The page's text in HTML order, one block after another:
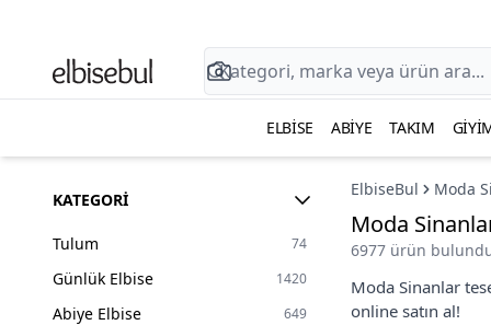
ELBISE ABIYE TAKIM
KATEGORI
Tulum 74
Günlük Elbise 1420
Abiye Elbise 649
ElbiseBul Moda
Moda
6977 ürün
Moda Sinanlar
online satın al!